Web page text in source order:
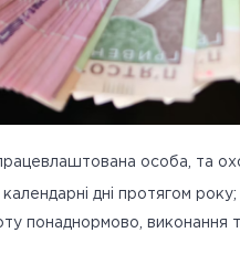
особа, та
дні протягом року;
понаднормово, виконання